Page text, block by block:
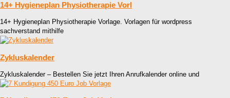
14+ Hygieneplan Physiotherapie Vorl
14+ Hygieneplan Physiotherapie Vorlage. Vorlagen für wordpress
sachverstand mithilfe
Zykluskalender
Zykluskalender – Bestellen Sie jetzt Ihren Anrufkalender online und